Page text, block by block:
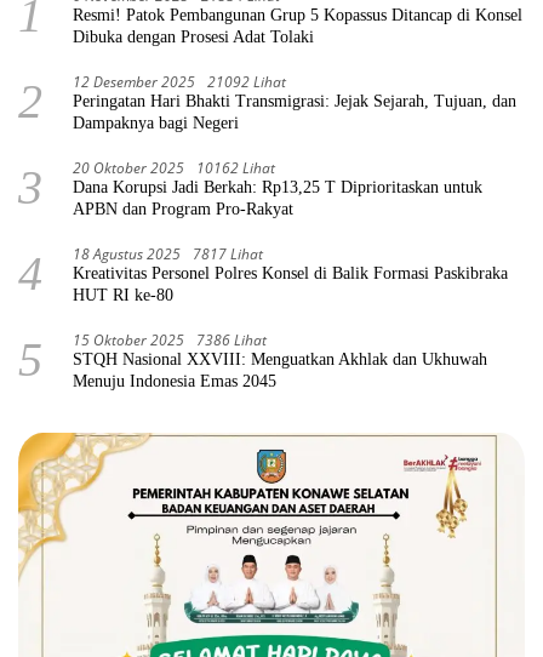
1
Resmi! Patok Pembangunan Grup 5 Kopassus Ditancap di Konsel
Dibuka dengan Prosesi Adat Tolaki
2 12 Desember 2025 21092 Lihat
Peringatan Hari Bhakti Transmigrasi: Jejak Sejarah, Tujuan, dan
Dampaknya bagi Negeri
3 20 Oktober 2025 10162 Lihat
Dana Korupsi Jadi Berkah: Rp13,25 T Diprioritaskan untuk
APBN dan Program Pro-Rakyat
4 18 Agustus 2025 7817 Lihat
Kreativitas Personel Polres Konsel di Balik Formasi Paskibraka
HUT RI ke-80
5 15 Oktober 2025 7386 Lihat
STQH Nasional XXVIII: Menguatkan Akhlak dan Ukhuwah
Menuju Indonesia Emas 2045